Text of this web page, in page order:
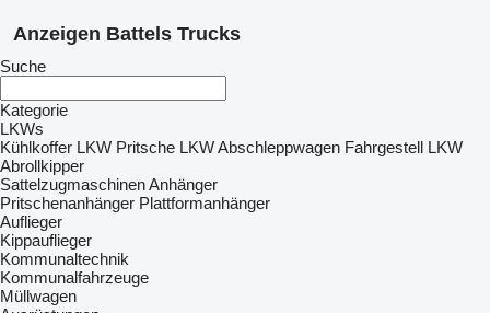
Anzeigen Battels Trucks
Suche
Kategorie
LKWs
Kühlkoffer LKW Pritsche LKWAbschleppwagen Fahrgestell LKW
Abrollkipper
SattelzugmaschinenAnhänger
Pritschenanhänger Plattformanhänger
Auflieger
Kippauflieger
Kommunaltechnik
Kommunalfahrzeuge
Müllwagen